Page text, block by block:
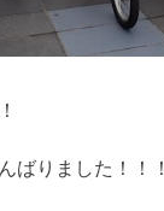
ばりました！！！